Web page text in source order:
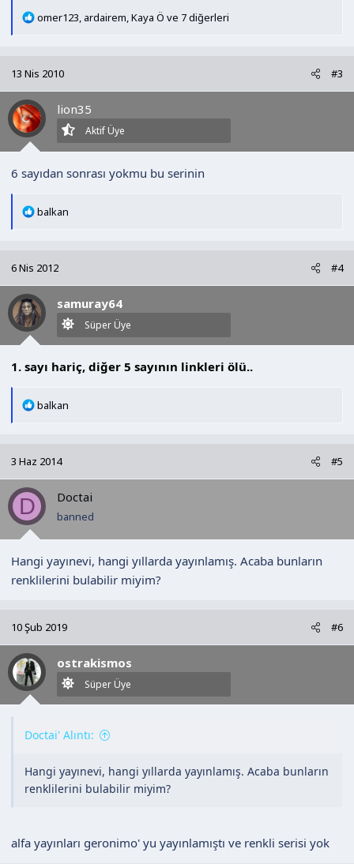
T
i
l
e
r
omer123, ardairem,Kaya Ö ve 7 diğerleri
13 Nis 2010 #3
lion35
Aktif Üye
6 sayıdan sonrası yokmu bu serinin
T
i
l
e
r
balkan
6 Nis 2012 #4
samuray64
Süper Üye
1. sayı hariç, diğer 5 sayının linkleri ölü..
T
l
e
r
balkan
3 Haz 2014 #5
D Doctai
banned
Hangi yayınevi, hangi yıllarda yayınlamış. Acaba bunların
renklilerini bulabilir miyim?
10 Şub 2019 #6
ostrakismos
Süper Üye
Doctai' Alıntı:
Hangi yayınevi, hangi yıllarda yayınlamış. Acaba bunların
renklilerini bulabilir miyim?
alfa yayınları geronimo' yu yayınlamıştı ve renkli serisi yok